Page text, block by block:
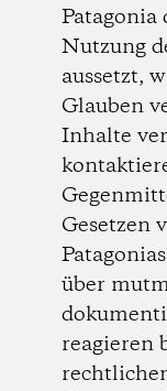
Patagonia
Nutzung
aussetzt,
Glauben
Inhalte
Gesetzen
über
reagieren